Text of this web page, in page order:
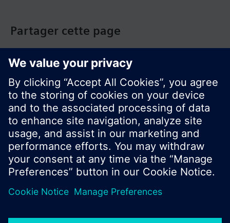
Partager cette page
© Siemens Switzerland Ltd. Building Technologies
Group - 2016
Le portefeuille des produits peut varier en